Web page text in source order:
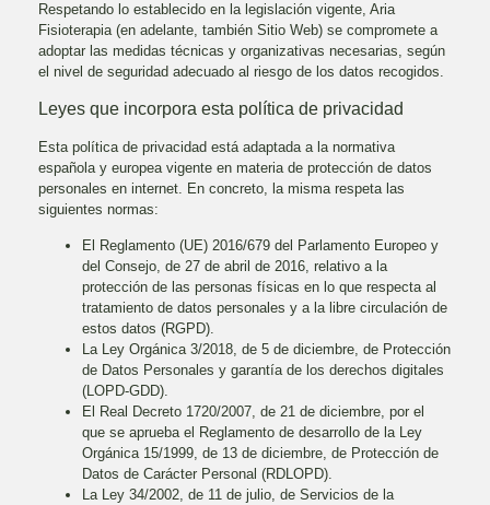
Respetando lo establecido en la legislación vigente,Aria
Fisioterapia(en adelante, también Sitio Web) se compromete a
adoptar las medidas técnicas y organizativas necesarias, según
el nivel de seguridad adecuado al riesgo de los datos recogidos.
Leyes que incorpora esta política de privacidad
Esta política de privacidad está adaptada a la normativa
española y europea vigente en materia de protección de datos
personales en internet. En concreto, la misma respeta las
siguientes normas:
El Reglamento (UE) 2016/679 del Parlamento Europeo y
del Consejo, de 27 de abril de 2016, relativo a la
protección de las personas físicas en lo que respecta al
tratamiento de datos personales y a la libre circulación de
estos datos (RGPD).
La Ley Orgánica 3/2018, de 5 de diciembre, de Protección
de Datos Personales y garantía de los derechos digitales
(LOPD-GDD).
El Real Decreto 1720/2007, de 21 de diciembre, por el
que se aprueba el Reglamento de desarrollo de la Ley
Orgánica 15/1999, de 13 de diciembre, de Protección de
Datos de Carácter Personal (RDLOPD).
La Ley 34/2002, de 11 de julio, de Servicios de la